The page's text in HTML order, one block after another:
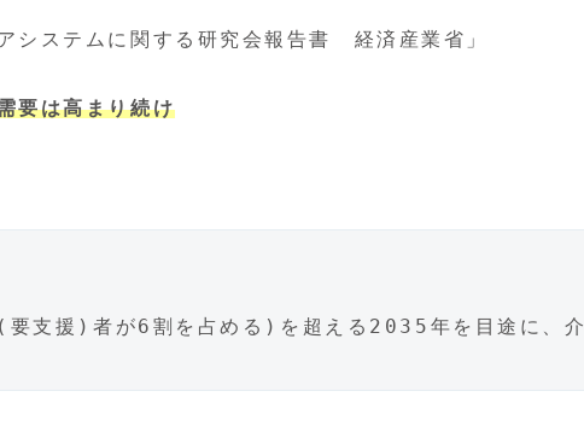
システムに関する研究会報告書 経済産業省」
要は高まり続け
支援)者が6割を占める)を超える2035年を目途に、介